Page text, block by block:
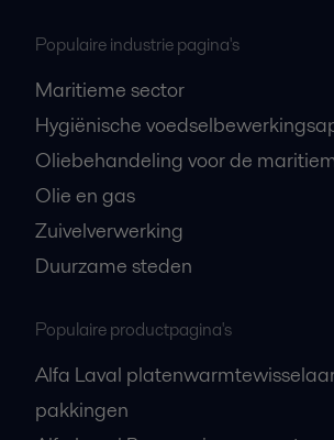
Populaire industrie pagina's
Maritieme sector
Hygiënische
Oliebehandeling voor de
Olie en gas
Zuivelverwerking
Duurzame steden
Populaire productpagina's
Alfa Laval
pakkingen